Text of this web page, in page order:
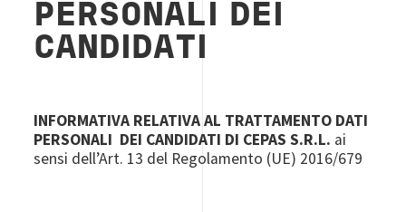
PERSONALI DEI
CANDIDATI
INFORMATIVA RELATIVA AL TRATTAMENTO DATI
PERSONALI DEI CANDIDATI DI CEPAS S.R.L. ai
sensi dell’Art. 13 del Regolamento (UE) 2016/679